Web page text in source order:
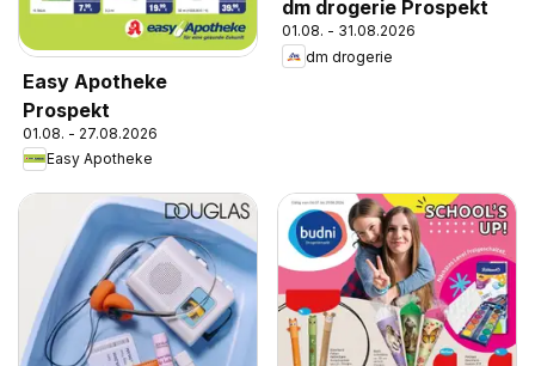
Easy Apotheke
Prospekt
01.08. - 27.08.2026
Easy Apotheke
dm drogerie Prospekt
01.08. - 31.08.2026
dm drogerie